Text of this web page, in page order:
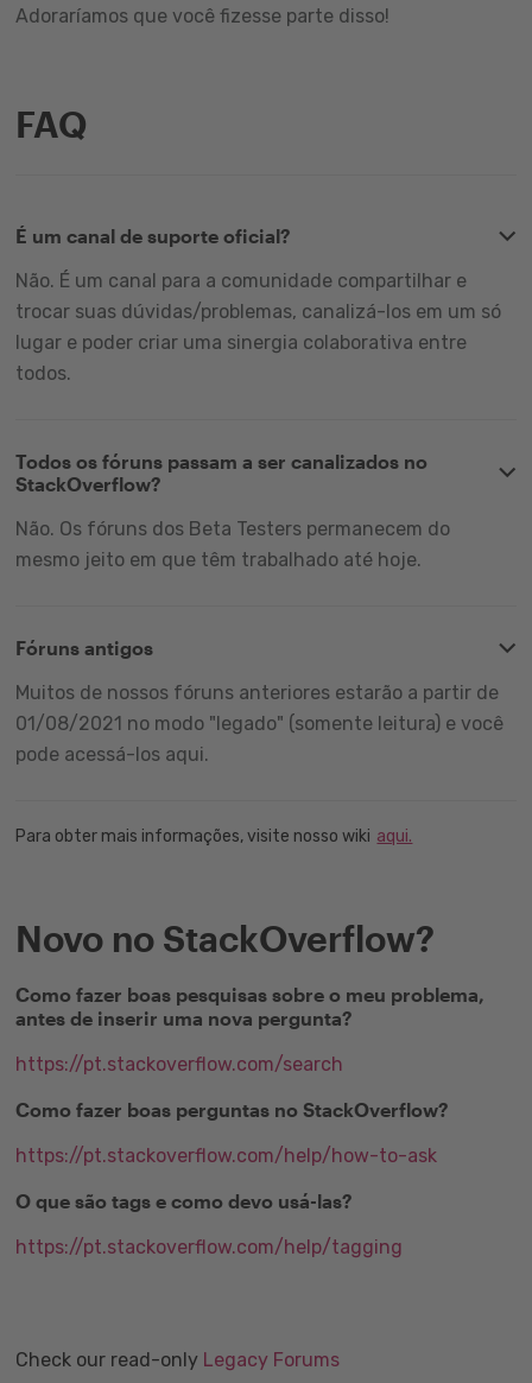
Adoraríamos que você fizesse parte disso!
FAQ
É um canal de suporte oficial?
Não. É um canal para a comunidade compartilhar e
trocar suas dúvidas/problemas, canalizá-los em um só
lugar e poder criar uma sinergia colaborativa entre
todos.
Todos os fóruns passam a ser canalizados no
StackOverflow?
Não. Os fóruns dos Beta Testers permanecem do
mesmo jeito em que têm trabalhado até hoje.
Fóruns antigos
Muitos de nossos fóruns anteriores estarão a partir de
01/08/2021 no modo "legado" (somente leitura) e você
pode acessá-los aqui.
Para obter mais informações, visite nosso wiki aqui.
Novo no StackOverflow?
Como fazer boas pesquisas sobre o meu problema,
antes de inserir uma nova pergunta?
https://pt.stackoverflow.com/search
Como fazer boas perguntas no StackOverflow?
https://pt.stackoverflow.com/help/how-to-ask
O que são tags e como devo usá-las?
https://pt.stackoverflow.com/help/tagging
Check our read-only Legacy Forums